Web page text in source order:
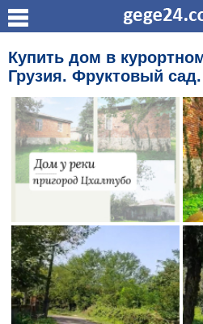
Купить дом в
Грузия. Фруктовый